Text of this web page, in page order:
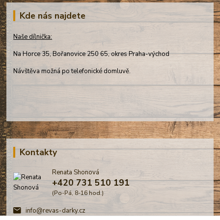
Kde nás najdete
Naše dílnička:
Na Horce 35, Bořanovice 250 65, okres Praha-východ
Návštěva možná po telefonické domluvě.
Kontakty
Renata Shonová
+420 731 510 191
(Po-Pá, 8-16 hod.)
info@revas-darky.cz